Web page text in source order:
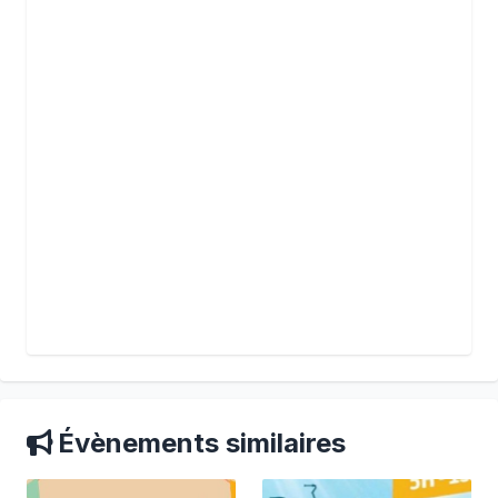
Évènements similaires